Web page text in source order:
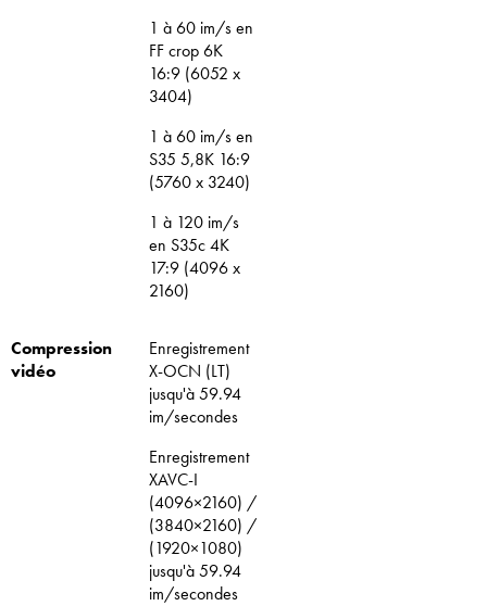
1 à 60 im/s en
FF crop 6K
16:9 (6052 x
3404)
1 à 60 im/s en
S35 5,8K 16:9
(5760 x 3240)
1 à 120 im/s
en S35c 4K
17:9 (4096 x
2160)
Compression
vidéo
Enregistrement
X-OCN (LT)
jusqu'à 59.94
im/secondes
Enregistrement
XAVC-I
(4096×2160) /
(3840×2160) /
(1920×1080)
jusqu'à 59.94
im/secondes